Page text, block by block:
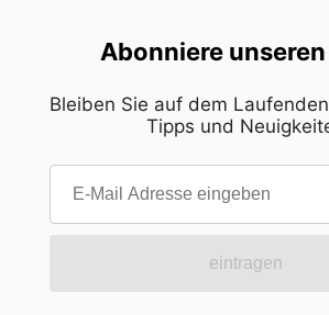
Abonniere
Bleiben Sie auf dem
Tipps und
eintragen